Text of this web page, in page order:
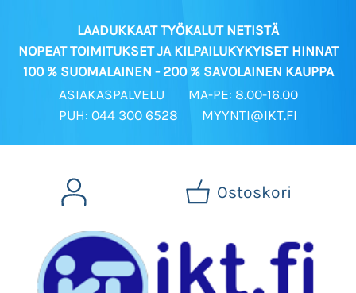
LAADUKKAAT TYÖKALUT NETISTÄ
NOPEAT TOIMITUKSET JA KILPAILUKYKYISET HINNAT
100 % SUOMALAINEN - 200 % SAVOLAINEN KAUPPA
ASIAKASPALVELU
MA-PE: 8.00-16.00
PUH: 044 300 6528
MYYNTI@IKT.FI
Ostoskori